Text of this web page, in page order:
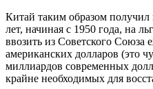
Китай таким образом получил
лет, начиная с 1950 года, на
ввозить из Советского Союза
американских долларов (это
миллиардов современных
крайне необходимых для